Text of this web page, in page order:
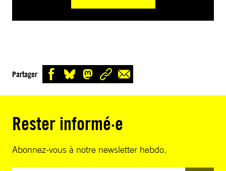
Partager
Rester informé·e
Abonnez-vous à notre newsletter hebdo.